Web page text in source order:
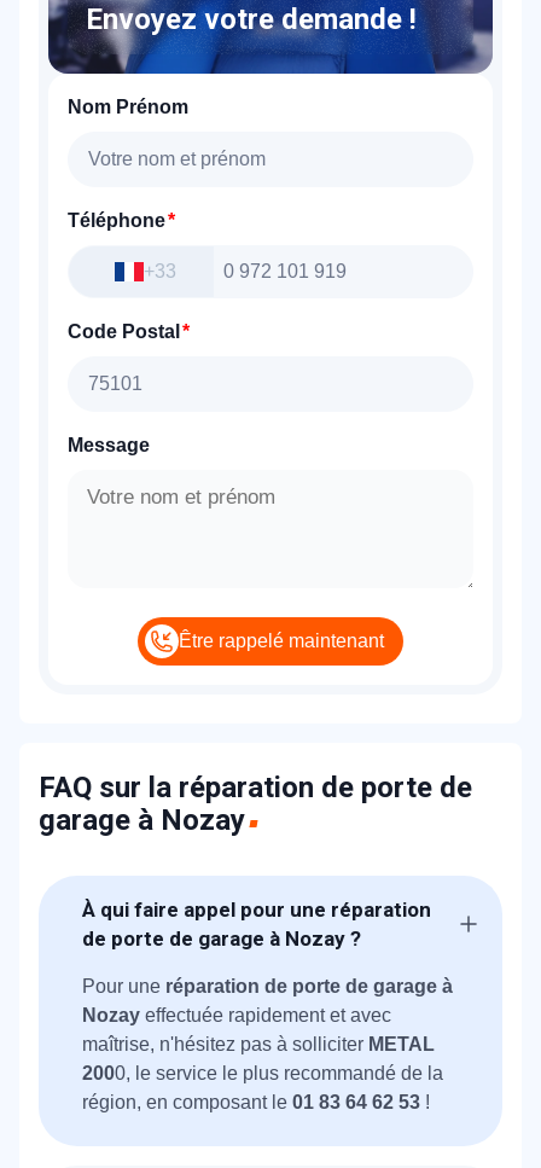
Envoyez votre demande !
Nom Prénom
Téléphone
+33
Code Postal
Message
Être rappelé maintenant
FAQ sur la réparation de porte de
garage à Nozay
À qui faire appel pour une réparation
de porte de garage à Nozay ?
Pour une réparation de porte de garage à
Nozay effectuée rapidement et avec
maîtrise, n'hésitez pas à solliciter METAL
2000, le service le plus recommandé de la
région, en composant le 01 83 64 62 53 !